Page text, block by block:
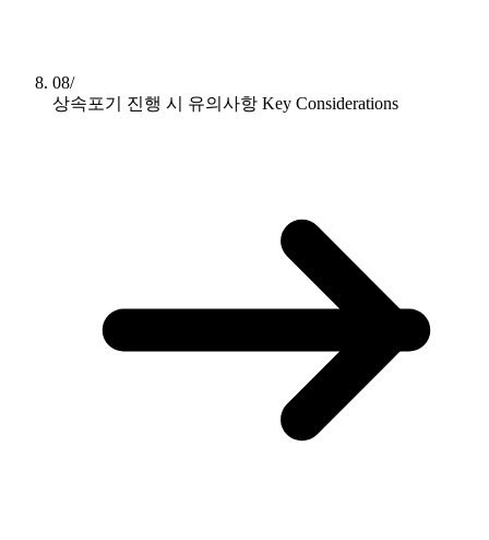
08/
상속포기 진행 시 유의사항 Key Considerations